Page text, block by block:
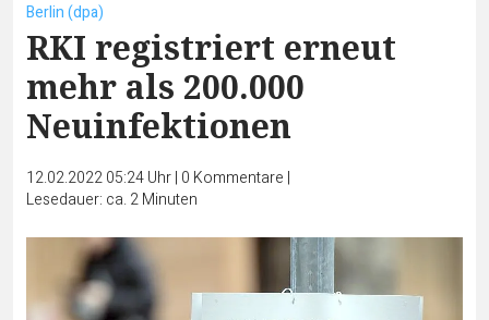
Berlin (dpa)
RKI registriert erneut
mehr als 200.000
Neuinfektionen
12.02.2022 05:24 Uhr| 0 Kommentare |
Lesedauer: ca. 2 Minuten